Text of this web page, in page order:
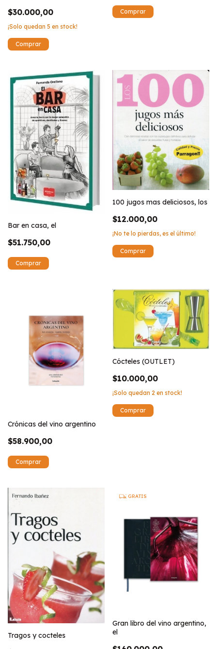
$30.000,00
¡Solo quedan 5 en stock!
Bar en casa, el
$51.750,00
100 jugos mas deliciosos, los
$12.000,00
¡No te lo pierdas, es el último!
Crónicas del vino argentino
$58.900,00
Cócteles (OUTLET)
$10.000,00
¡Solo quedan 2 en stock!
Tragos y cocteles
GRATIS
Gran libro del vino argentino,
el